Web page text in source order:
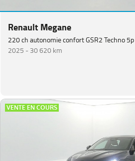
Renault Megane
220 ch autonomie confort GSR2 Techno 5p
2025 -30 620 km
VENTE EN COURS